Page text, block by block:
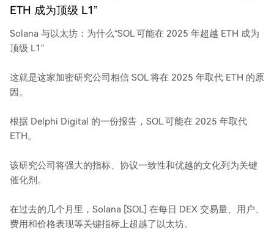
ETH 成为顶级 L1”
Solana 与以太坊：为什么“SOL 可能在 2025 年超越 ETH 成为
顶级 L1”
这就是这家加密研究公司相信 SOL 将在 2025 年取代 ETH 的原
因。
根据 Delphi Digital 的一份报告，SOL 可能在 2025 年取代
ETH。
该研究公司将强大的指标、协议一致性和优越的文化列为关键
催化剂。
在过去的几个月里，Solana [SOL] 在每日 DEX 交易量、用户、
费用和价格表现等关键指标上超越了以太坊。